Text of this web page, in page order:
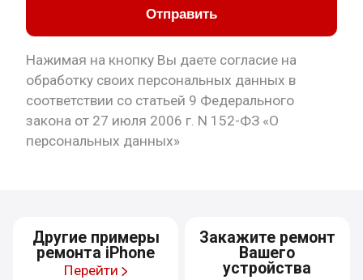
Отправить
Нажимая на кнопку Вы даете согласие на
обработку своих персональных данных в
соответствии со статьей 9 Федерального
закона от 27 июля 2006 г. N 152-ФЗ «О
персональных данных»
Другие примеры
ремонта iPhone
Перейти
Закажите ремонт
Вашего
устройства